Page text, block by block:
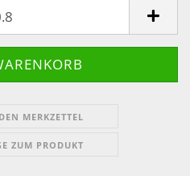
MERKZETTEL
ZUM PRODUKT